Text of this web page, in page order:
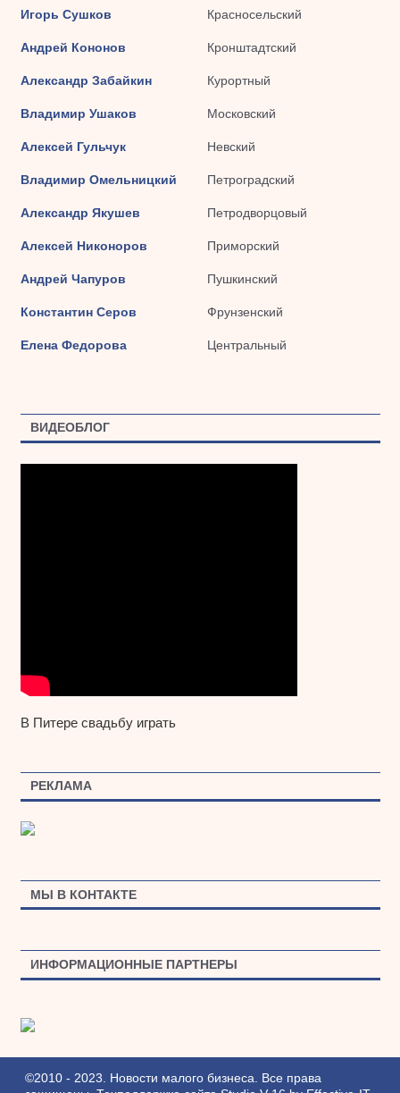
Игорь Сушков Красносельский
Андрей Кононов Кронштадтский
Александр Забайкин Курортный
Владимир Ушаков Московский
Алексей Гульчук Невский
Владимир Омельницкий Петроградский
Александр Якушев Петродворцовый
Алексей Никоноров Приморский
Андрей Чапуров Пушкинский
Константин Серов Фрунзенский
Елена Федорова Центральный
ВИДЕОБЛОГ
В Питере свадьбу играть
РЕКЛАМА
МЫ В КОНТАКТЕ
ИНФОРМАЦИОННЫЕ ПАРТНЕРЫ
©2010 - 2023. Новости малого бизнеса. Все права